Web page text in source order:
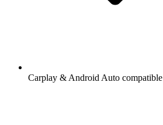
Carplay & Android Auto compatible